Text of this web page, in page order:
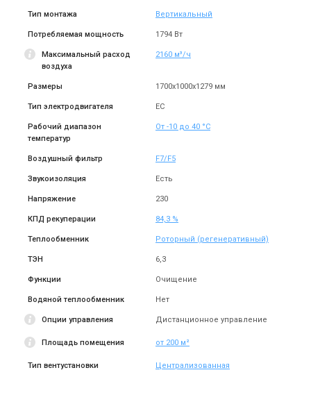
Оставить отзыв
Швеция
установка Systemair Topvex
TR04 EL
Цена
Цена по запросу
Купить
Оставить отзыв
Швеция
TR04EL-L-CAV
Цена
Оставить отзыв
установка Systemair Topvex
TR04EL-R-CAV
Цена
Купить
установка Systemair Topvex
Купить
Тип монтажа Вертикальный
Потребляемая мощность 1794 Вт
Максимальный расход
воздуха
2160 м³/ч
Размеры 1700x1000x1279 мм
Тип электродвигателя EC
Рабочий диапазон
температур
От -10 до 40 °С
Воздушный фильтр F7/F5
Звукоизоляция Есть
Напряжение 230
КПД рекуперации 84,3 %
Теплообменник Роторный (регенеративный)
ТЭН 6,3
Функции Очищение
Водяной теплообменник Нет
Опции управления Дистанционное управление
Площадь помещения от 200 м²
Тип вентустановки Централизованная